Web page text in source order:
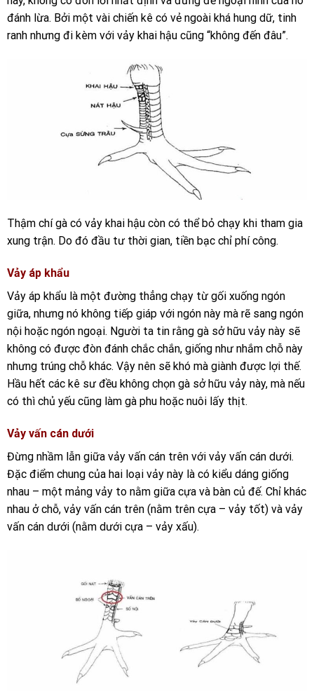
đánh lừa. Bởi một vài chiến kê có vẻ ngoài khá hung dữ, tinh
ranh nhưng đi kèm với vảy khai hậu cũng “không đến đâu”.
Thậm chí gà có vảy khai hậu còn có thể bỏ chạy khi tham gia
xung trận. Do đó đầu tư thời gian, tiền bạc chỉ phí công.
Vảy áp khẩu
Vảy áp khẩu là một đường thẳng chạy từ gối xuống ngón
giữa, nhưng nó không tiếp giáp với ngón này mà rẽ sang ngón
nội hoặc ngón ngoại. Người ta tin rằng gà sở hữu vảy này sẽ
không có được đòn đánh chắc chắn, giống như nhắm chỗ này
nhưng trúng chỗ khác. Vậy nên sẽ khó mà giành được lợi thế.
Hầu hết các kê sư đều không chọn gà sở hữu vảy này, mà nếu
có thì chủ yếu cũng làm gà phu hoặc nuôi lấy thịt.
Vảy vấn cán dưới
Đừng nhầm lẫn giữa vảy vấn cán trên với vảy vấn cán dưới.
Đặc điểm chung của hai loại vảy này là có kiểu dáng giống
nhau – một mảng vảy to nằm giữa cựa và bàn củ đế. Chỉ khác
nhau ở chỗ, vảy vấn cán trên (nằm trên cựa – vảy tốt) và vảy
vấn cán dưới (nằm dưới cựa – vảy xấu).